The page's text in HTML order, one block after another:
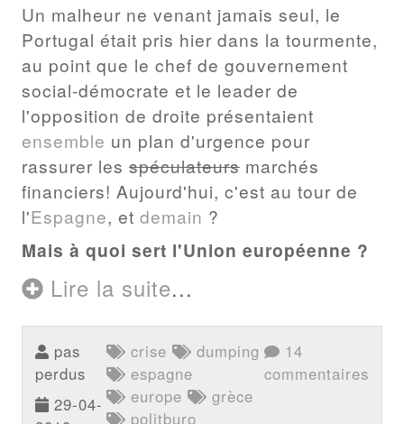
Un malheur ne venant jamais seul, le
Portugal était pris hier dans la tourmente,
au point que le chef de gouvernement
social-démocrate et le leader de
l'opposition de droite présentaient
ensemble un plan d'urgence pour
rassurer les spéculateurs marchés
financiers! Aujourd'hui, c'est au tour de
l'Espagne, et demain ?
Mais à quoi sert l'Union européenne ?
Lire la suite...
pas
perdus
29-04-
crise
dumping
espagne
europe
grèce
politburo
14
commentaires